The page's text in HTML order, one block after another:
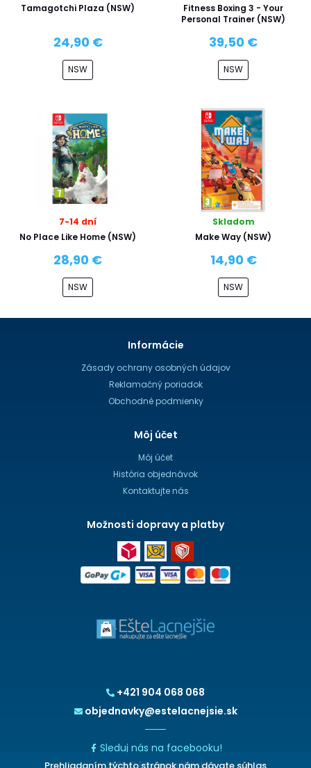
Tamagotchi Plaza (NSW)
24,90 €
NSW
Fitness Boxing 3 - Your
Personal Trainer (NSW)
39,50 €
NSW
7-14 dní
No Place Like Home (NSW)
28,90 €
NSW
Skladom
Make Way (NSW)
14,90 €
NSW
+421 904 068 068
objednavky@estelacnejsie.sk
Sleduj nás na facebooku!
2026 © EšteLacnejšie.sk
Informácie
Zásady ochrany osobných údajov
Reklamačný poriadok
Obchodné podmienky
Môj účet
Môj účet
História objednávok
Kontaktujte nás
Možnosti dopravy a platby